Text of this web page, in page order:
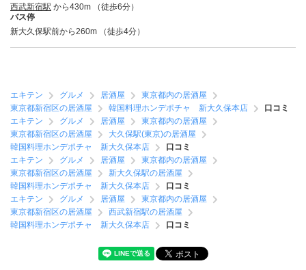
西武新宿駅 から430m （徒歩6分）
バス停
新大久保駅前から260m （徒歩4分）
エキテン グルメ 居酒屋
東京都内の居酒屋
東京都新宿区の居酒屋
韓国料理ホンデポチャ 新大久保本店
口コミ
エキテン
グルメ 居酒屋
東京都内の居酒屋
東京都新宿区の居酒屋
大久保駅(東京)の居酒屋
韓国料理ホンデポチャ 新大久保本店
口コミ
エキテン
グルメ 居酒屋
東京都内の居酒屋
東京都新宿区の居酒屋
新大久保駅の居酒屋
韓国料理ホンデポチャ 新大久保本店
口コミ
エキテン
グルメ 居酒屋
東京都内の居酒屋
東京都新宿区の居酒屋
西武新宿駅の居酒屋
韓国料理ホンデポチャ 新大久保本店
口コミ